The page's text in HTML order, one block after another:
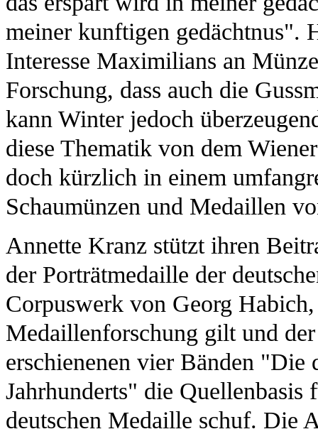
meiner kunftigen gedächtnus".
Interesse Maximilians an
Forschung, dass auch die
kann Winter jedoch
diese Thematik von dem
doch kürzlich in einem
Schaumünzen und Medaillen
Annette Kranz stützt ihren
der Porträtmedaille der
Corpuswerk von Georg
Medaillenforschung gilt und
erschienenen vier Bänden "Die
Jahrhunderts" die
deutschen Medaille schuf. Die